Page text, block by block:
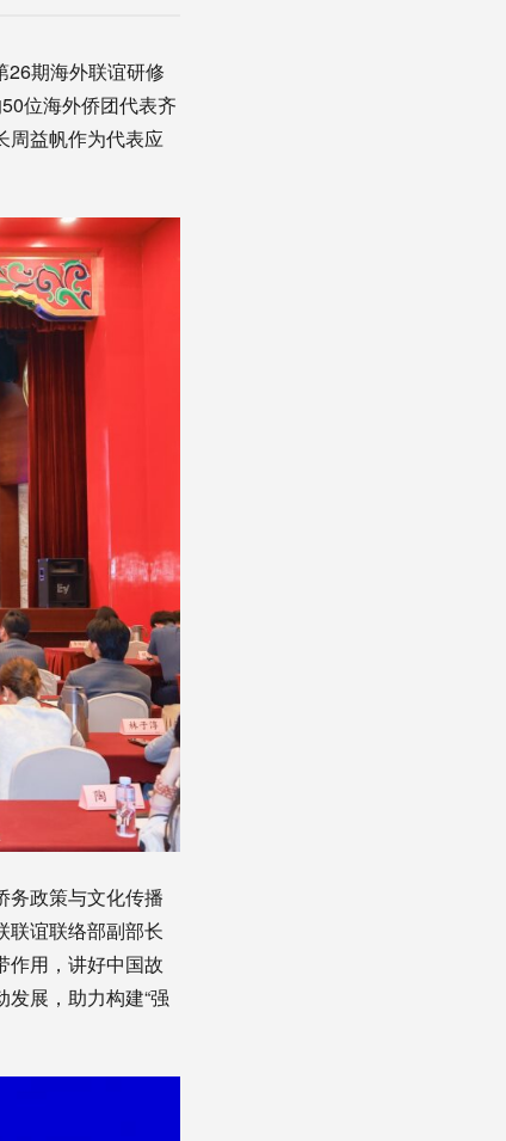
26期海外联谊研修
位海外侨团代表齐
周益帆作为代表应
务政策与文化传播
联谊联络部副部长
作用，讲好中国故
展，助力构建“强